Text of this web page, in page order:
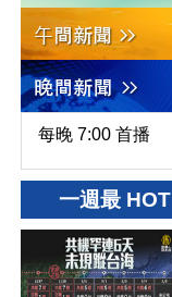
每晚 7:00 首播
一週最 HOT